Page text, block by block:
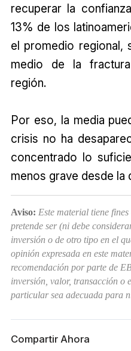
recuperar la
13% de los
el promedio regional,
medio de la
región.
Por eso, la media
crisis no ha
concentrado lo
menos grave desde la
Aviso: Este material tiene
pretende ser (ni debe
inversión o de otro tipo en el
opinión expresada en este
recomendación por parte de
inversión, valor, transacción o
particular sea adecuada para
Compartir Ahora